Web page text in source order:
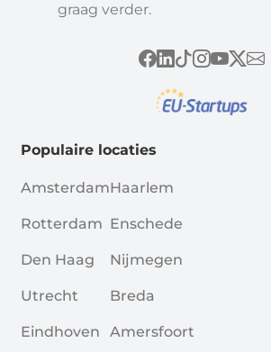
graag verder.
Populaire locaties
Amsterdam
Rotterdam
Den Haag
Utrecht
Eindhoven
Haarlem
Enschede
Nijmegen
Breda
Amersfoort